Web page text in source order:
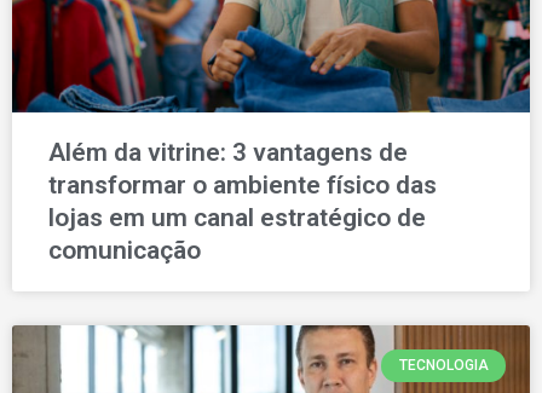
Além da vitrine: 3 vantagens de
transformar o ambiente físico das
lojas em um canal estratégico de
comunicação
TECNOLOGIA